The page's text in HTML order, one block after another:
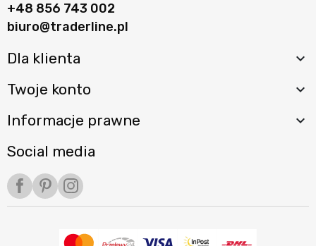
+48 856 743 002
biuro@traderline.pl
Dla klienta 
Twoje konto 
Informacje prawne 
Social media
Facebook
PinterestInstagram